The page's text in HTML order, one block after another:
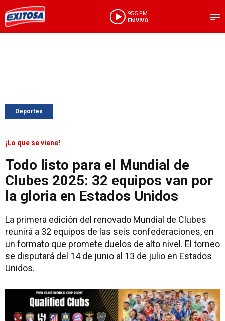
95.5 FM
EN VIVO
Deportes
¡Lo que se viene!
Todo listo para el Mundial de
Clubes 2025: 32 equipos van por
la gloria en Estados Unidos
La primera edición del renovado Mundial de Clubes
reunirá a 32 equipos de las seis confederaciones, en
un formato que promete duelos de alto nivel. El torneo
se disputará del 14 de junio al 13 de julio en Estados
Unidos.